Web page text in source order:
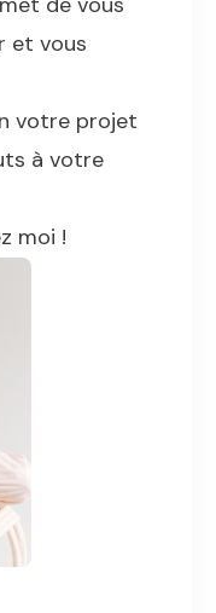
et vous
votre projet
à votre
moi !